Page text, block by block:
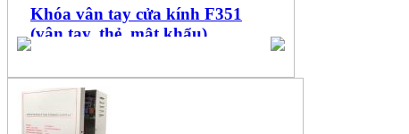
Khóa vân tay cửa kính F351
(vân tay, thẻ, mật khẩu)